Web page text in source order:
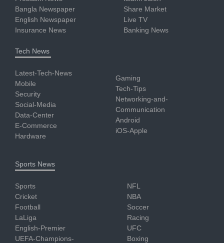
Bangla Newspaper
English Newspaper
Insurance News
Share Market
Live TV
Banking News
Tech News
Latest-Tech-News
Mobile
Security
Social-Media
Data-Center
E-Commerce
Hardware
Gaming
Tech-Tips
Networking-and-
Communication
Android
iOS-Apple
Sports News
Sports
Cricket
Football
LaLiga
English-Premier
UEFA-Champions-
NFL
NBA
Soccer
Racing
UFC
Boxing